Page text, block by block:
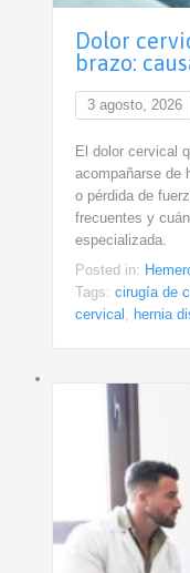
Dolor
brazo:
3 agosto, 2026
El dolor cervical
acompañarse de
o pérdida de
frecuentes y
especializada.
Posted in:
Tags: cirugía de
cervical
hernia